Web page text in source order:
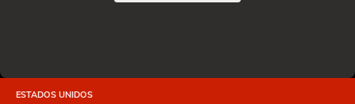
ESTADOS UNIDOS